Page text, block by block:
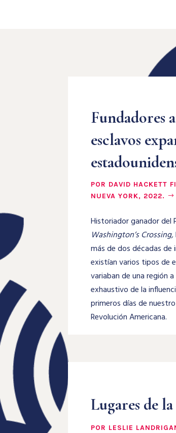
Fundadores
esclavos
POR DAVID HACKETT
NUEVA YORK, 2022.
Historiador ganador del
Washington’s Crossing,
más de dos décadas
existían varios tipos de
variaban de una región
exhaustivo de la
primeros días de
Revolución Americana.
Lugares de
POR LESLIE